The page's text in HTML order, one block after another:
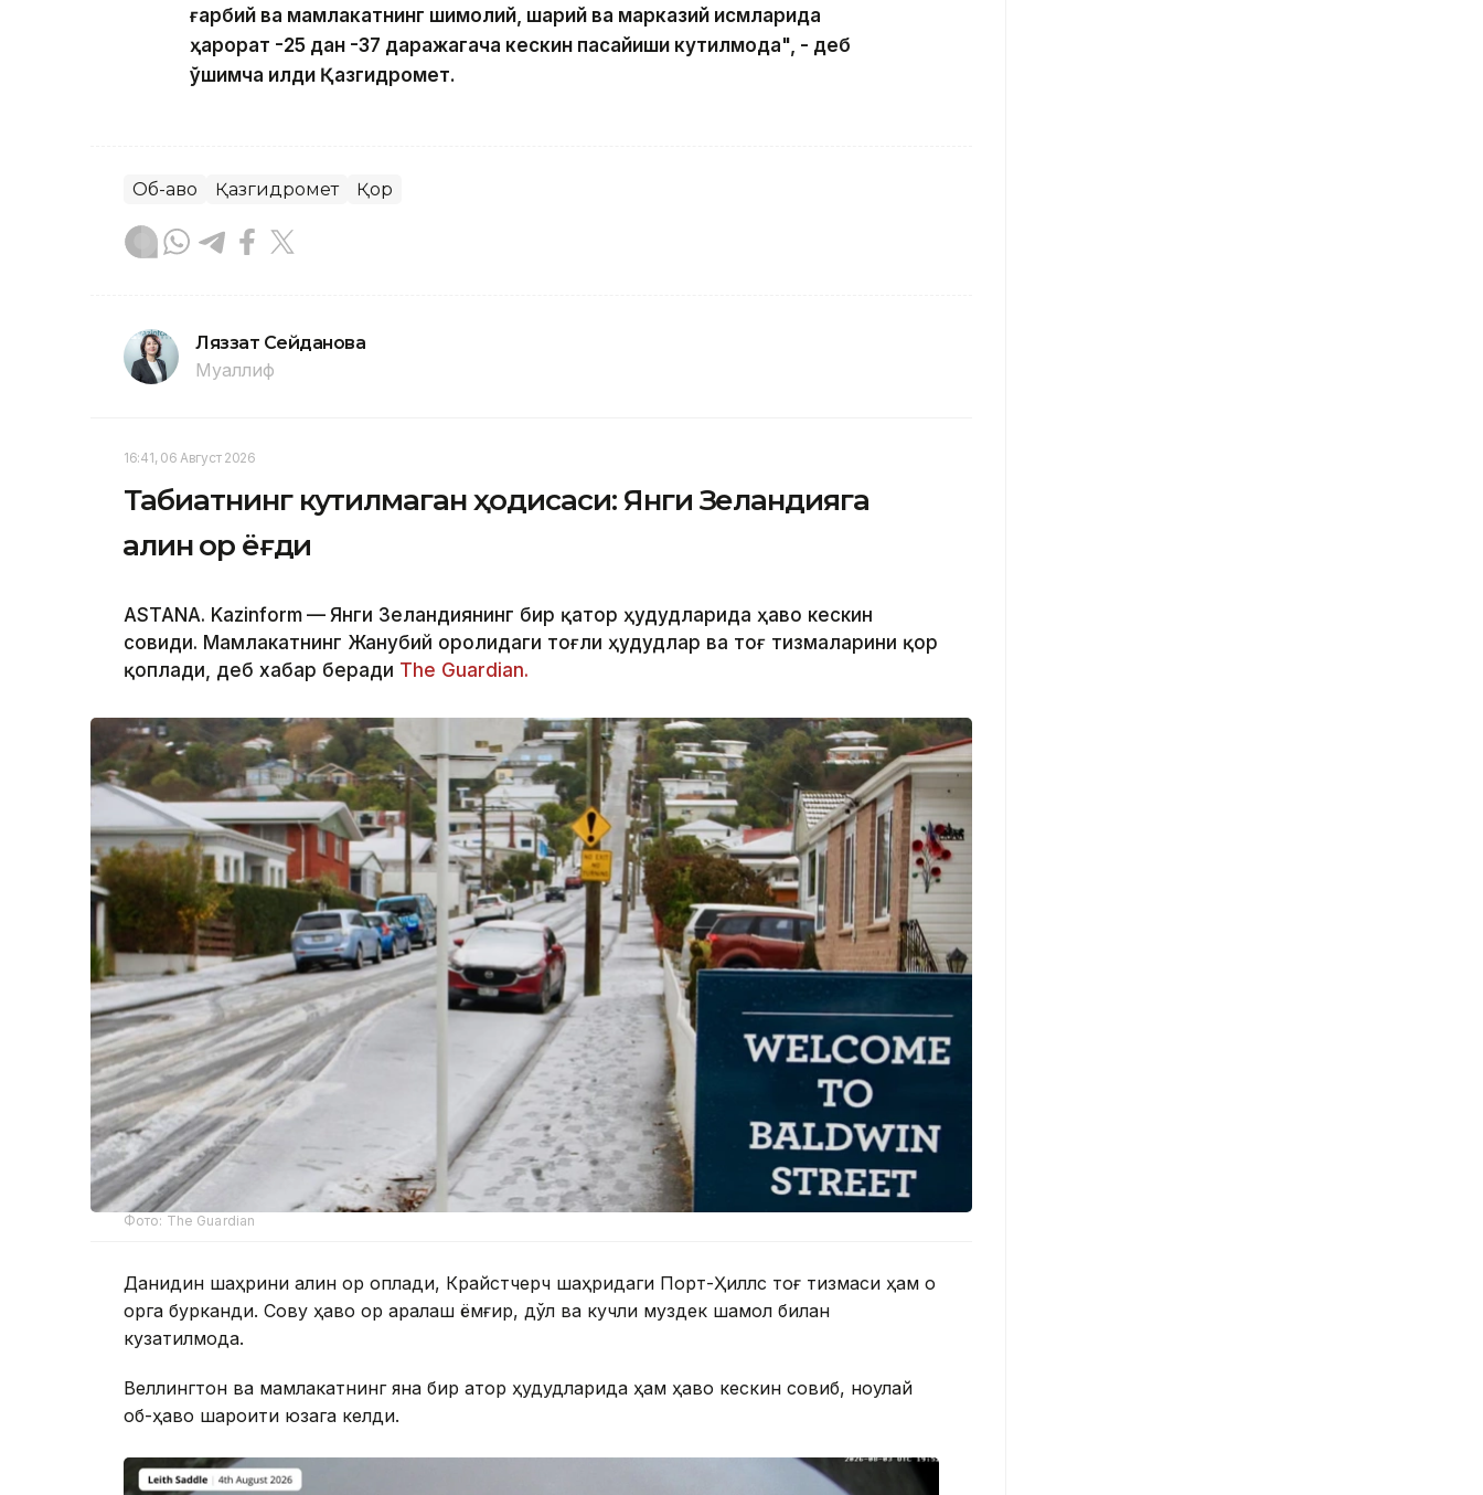
ғарбий ва мамлакатнинг шимолий, шарқий ва марказий қисмларида
ҳарорат -25 дан -37 даражагача кескин пасайиши кутилмоқда", - деб
қўшимча қилди Қазгидромет.
Об-ҳаво Қазгидромет Қор
Ляззат Сейданова
Муаллиф
16:41, 06 Август 2026
Табиатнинг кутилмаган ҳодисаси: Янги Зеландияга
қалин қор ёғди
ASTANA. Kazinform — Янги Зеландиянинг бир қатор ҳудудларида ҳаво кескин
совиди. Мамлакатнинг Жанубий оролидаги тоғли ҳудудлар ва тоғ тизмаларини қор
қоплади, деб хабар беради The Guardian.
Фото: The Guardian
Данидин шаҳрини қалин қор қоплади, Крайстчерч шаҳридаги Порт-Ҳиллс тоғ тизмаси ҳам оқ
қорга бурканди. Совуқ ҳаво қор аралаш ёмғир, дўл ва кучли муздек шамол билан
кузатилмоқда.
Веллингтон ва мамлакатнинг яна бир қатор ҳудудларида ҳам ҳаво кескин совиб, ноқулай
об-ҳаво шароити юзага келди.